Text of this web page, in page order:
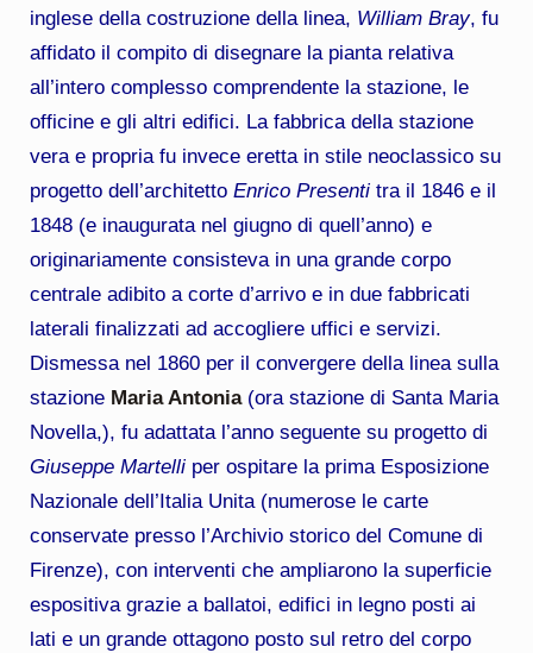
inglese della costruzione della linea, William Bray, fu
affidato il compito di disegnare la pianta relativa
all’intero complesso comprendente la stazione, le
officine e gli altri edifici. La fabbrica della stazione
vera e propria fu invece eretta in stile neoclassico su
progetto dell’architetto Enrico Presentitra il 1846 e il
1848 (e inaugurata nel giugno di quell’anno) e
originariamente consisteva in una grande corpo
centrale adibito a corte d’arrivo e in due fabbricati
laterali finalizzati ad accogliere uffici e servizi.
Dismessa nel 1860 per il convergere della linea sulla
stazione Maria Antonia(ora stazione di Santa Maria
Novella,), fu adattata l’anno seguente su progetto di
Giuseppe Martelli per ospitare la prima Esposizione
Nazionale dell’Italia Unita (numerose le carte
conservate presso l’Archivio storico del Comune di
Firenze), con interventi che ampliarono la superficie
espositiva grazie a ballatoi, edifici in legno posti ai
lati e un grande ottagono posto sul retro del corpo